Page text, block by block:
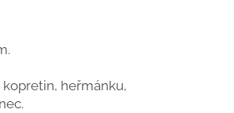
heřmánku,